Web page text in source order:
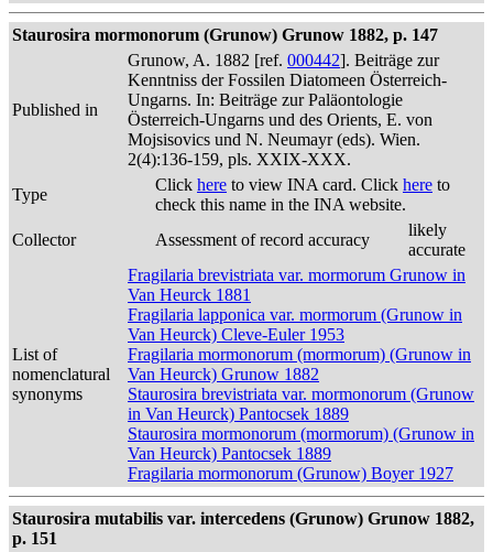
Staurosira mormonorum (Grunow) Grunow 1882, p. 147
Published in
Grunow, A. 1882 [ref. 000442]. Beiträge zur
Kenntniss der Fossilen Diatomeen Österreich-
Ungarns. In: Beiträge zur Paläontologie
Österreich-Ungarns und des Orients, E. von
Mojsisovics und N. Neumayr (eds). Wien.
2(4):136-159, pls. XXIX-XXX.
Type
Click here to view INA card. Click here to
check this name in the INA website.
Collector
Assessment of record accuracy
likely
accurate
List of
nomenclatural
synonyms
Fragilaria brevistriata var. mormorum Grunow in
Van Heurck 1881
Fragilaria lapponica var. mormorum (Grunow in
Van Heurck) Cleve-Euler 1953
Fragilaria mormonorum (mormorum) (Grunow in
Van Heurck) Grunow 1882
Staurosira brevistriata var. mormonorum (Grunow
in Van Heurck) Pantocsek 1889
Staurosira mormonorum (mormorum) (Grunow in
Van Heurck) Pantocsek 1889
Fragilaria mormonorum (Grunow) Boyer 1927
Staurosira mutabilis var. intercedens (Grunow) Grunow 1882,
p. 151